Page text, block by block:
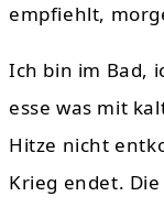
empfiehlt,
Ich bin im Bad,
esse was mit
Hitze nicht
Krieg endet.